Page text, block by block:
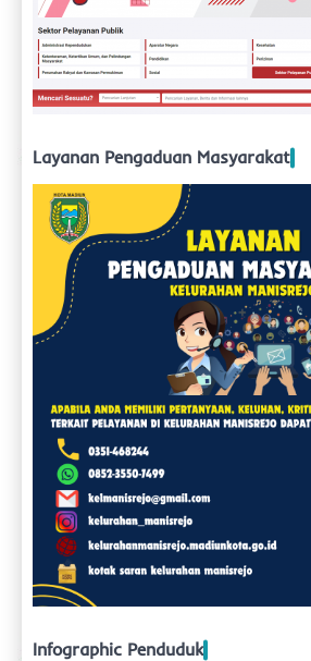
Layanan Pengaduan Masyarakat
Infographic Penduduk